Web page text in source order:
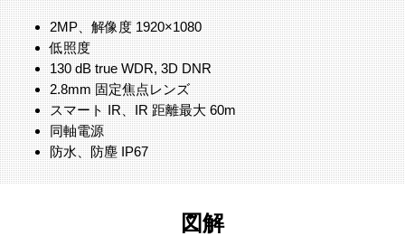
2MP、解像度 1920×1080
低照度
130 dB true WDR, 3D DNR
2.8mm 固定焦点レンズ
スマート IR、IR 距離最大 60m
同軸電源
防水、防塵 IP67
図解